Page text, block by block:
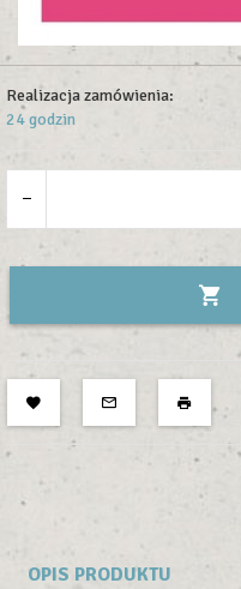
Realizacja zamówienia:
24 godzin
OPIS PRODUKTU